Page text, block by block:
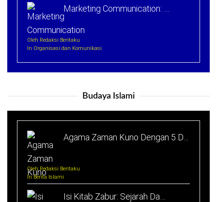
Marketing Communication: …
Oleh Redaksi Beritaku
In Organisasi dan Komunikasi
Budaya Islami
Agama Zaman Kuno Dengan 5 D…
Oleh Redaksi Beritaku
In Berita Islami
Isi Kitab Zabur: Sejarah Da…